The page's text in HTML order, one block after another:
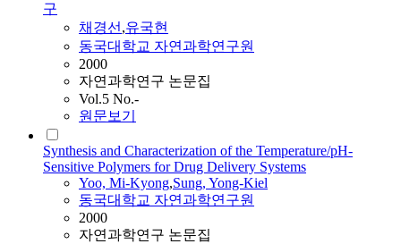
구
채경선,유국현
동국대학교 자연과학연구원
2000
자연과학연구 논문집
Vol.5 No.-
원문보기
Synthesis and Characterization of the Temperature/pH-
Sensitive Polymers for Drug Delivery Systems
Yoo, Mi-Kyong,Sung, Yong-Kiel
동국대학교 자연과학연구원
2000
자연과학연구 논문집